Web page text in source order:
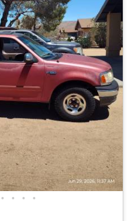
• • • •